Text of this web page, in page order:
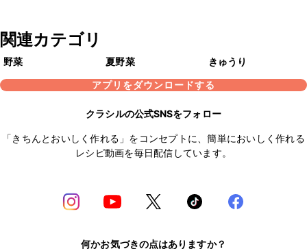
関連カテゴリ
野菜 夏野菜
きゅうり
アプリをダウンロードする
クラシルの公式SNSをフォロー
「きちんとおいしく作れる」をコンセプトに、簡単においしく作れる
レシピ動画を毎日配信しています。
何かお気づきの点はありますか？